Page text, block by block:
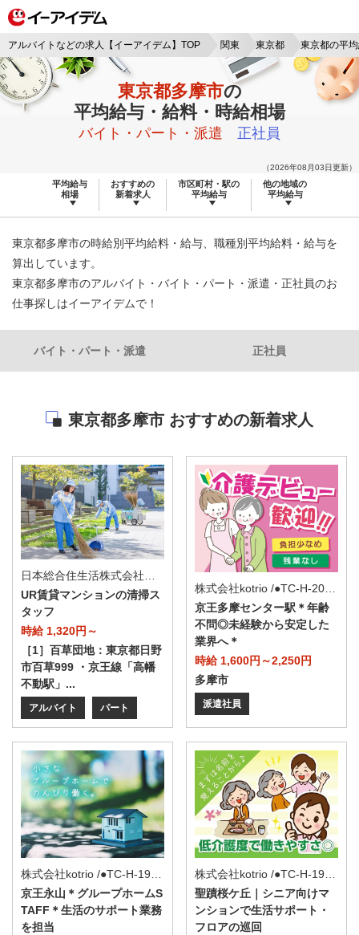
アルバイトなどの求人【イーアイデム】TOP 関東 東京都 東京都の平
東京都多摩市の
平均給与・給料・時給相場
バイト・パート・派遣 正社員
（2026年08月03日更新）
平均給与
相場
おすすめの
新着求人
市区町村・駅の
平均給与
他の地域の
平均給与
東京都多摩市の時給別平均給料・給与、職種別平均給料・給与を
算出しています。
東京都多摩市のアルバイト・バイト・パート・派遣・正社員のお
仕事探しはイーアイデムで！
バイト・パート・派遣 正社員
東京都多摩市 おすすめの新着求人
日本総合住生活株式会社 南多摩支店
UR賃貸マンションの清掃ス
タッフ
時給 1,320円～
［1］百草団地：東京都日野
市百草999 ・京王線「高幡
不動駅」...
アルバイト パート
京王多摩センター駅＊年齢
不問◎未経験から安定した
業界へ＊
時給 1,600円～2,250円
多摩市
派遣社員
京王永山＊グループホームS
TAFF＊生活のサポート業務
を担当
聖蹟桜ケ丘｜シニア向けマ
ンションで生活サポート・
フロアの巡回